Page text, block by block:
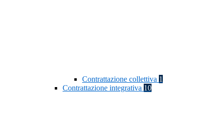
Contrattazione collettiva 1
Contrattazione integrativa 10